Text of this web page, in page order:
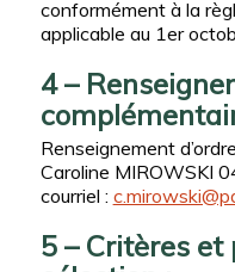
conformément à la
applicable au 1er
4 –
Renseignement
Caroline MIROWSKI
courriel :
5 – Critères et